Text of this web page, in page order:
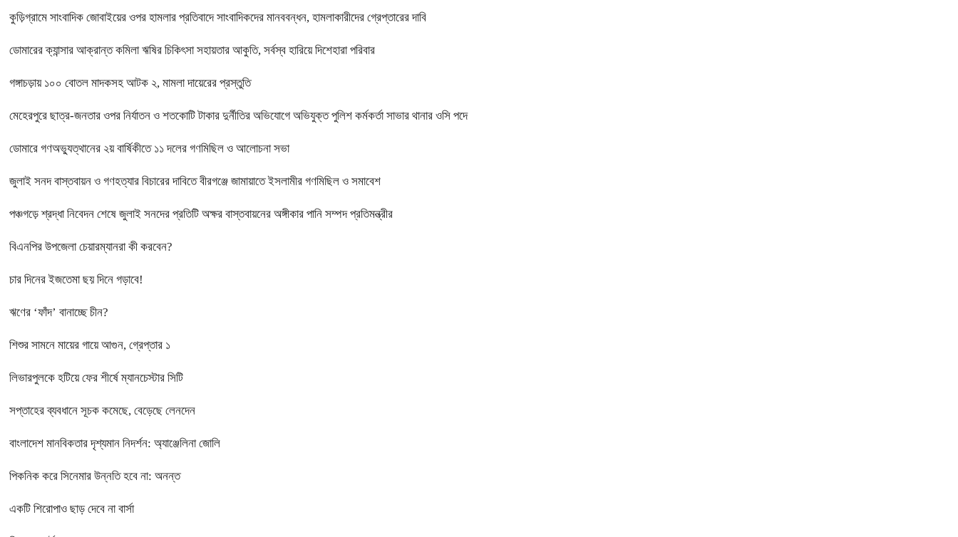
কুড়িগ্রামে সাংবাদিক জোবাইয়ের ওপর হামলার প্রতিবাদে সাংবাদিকদের মানববন্ধন, হামলাকারীদের গ্রেপ্তারের দাবি
ডোমারের ক্যান্সার আক্রান্ত কমিলা ঋষির চিকিৎসা সহায়তার আকুতি, সর্বস্ব হারিয়ে দিশেহারা পরিবার
গঙ্গাচড়ায় ১০০ বোতল মাদকসহ আটক ২, মামলা দায়েরের প্রস্তুতি
মেহেরপুরে ছাত্র-জনতার ওপর নির্যাতন ও শতকোটি টাকার দুর্নীতির অভিযোগে অভিযুক্ত পুলিশ কর্মকর্তা সাভার থানার ওসি পদে
ডোমারে গণঅভ্যুত্থানের ২য় বার্ষিকীতে ১১ দলের গণমিছিল ও আলোচনা সভা
জুলাই সনদ বাস্তবায়ন ও গণহত্যার বিচারের দাবিতে বীরগঞ্জে জামায়াতে ইসলামীর গণমিছিল ও সমাবেশ
পঞ্চগড়ে শ্রদ্ধা নিবেদন শেষে জুলাই সনদের প্রতিটি অক্ষর বাস্তবায়নের অঙ্গীকার পানি সম্পদ প্রতিমন্ত্রীর
বিএনপির উপজেলা চেয়ারম্যানরা কী করবেন?
চার দিনের ইজতেমা ছয় দিনে গড়াবে!
ঋণের ‘ফাঁদ’ বানাচ্ছে চীন?
শিশুর সামনে মায়ের গায়ে আগুন, গ্রেপ্তার ১
লিভারপুলকে হটিয়ে ফের শীর্ষে ম্যানচেস্টার সিটি
সপ্তাহের ব্যবধানে সূচক কমেছে, বেড়েছে লেনদেন
বাংলাদেশ মানবিকতার দৃশ্যমান নিদর্শন: অ্যাঞ্জেলিনা জোলি
পিকনিক করে সিনেমার উন্নতি হবে না: অনন্ত
একটি শিরোপাও ছাড় দেবে না বার্সা